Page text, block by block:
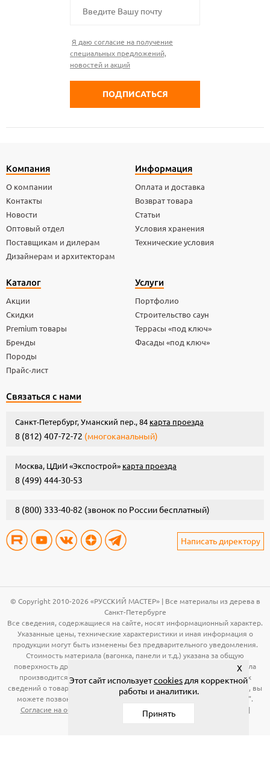
Я даю согласие на получение
специальных предложений,
новостей и акций
Компания
О компании
Контакты
Новости
Оптовый отдел
Поставщикам и дилерам
Дизайнерам и архитекторам
Информация
Оплата и доставка
Возврат товара
Статьи
Условия хранения
Технические условия
Каталог
Акции
Скидки
Premium товары
Бренды
Породы
Прайс-лист
Услуги
Портфолио
Строительство саун
Террасы «под ключ»
Фасады «под ключ»
Связаться с нами
Санкт-Петербург, Уманский пер., 84 карта проезда
8 (812) 407-72-72 (многоканальный)
Москва, ЦДиИ «Экспострой» карта проезда
8 (499) 444-30-53
8 (800) 333-40-82 (звонок по России бесплатный)
Написать директору
© Copyright 2010-2026 «РУССКИЙ МАСТЕР» | Все материалы из дерева в
Санкт-Петербурге
Все сведения, содержащиеся на сайте, носят информационный характер.
Указанные цены, технические характеристики и иная информация о
продукции могут быть изменены без предварительного уведомления.
Стоимость материала (вагонка, панели и т.д.) указана за общую
поверхность древесины. Расчет необходимого количества материала
производится по рабочей поверхности. Для получения подробных
сведений о товарах, указанных на сайте, в том числе об их стоимости, вы
можете позвонить по телефонам, указанным в разделе "Контакты".
Согласие на обработку персональных данных
|
Политика конфиденциальности
X
Этот сайт используетcookies для корректной
работы и аналитики.
Принять